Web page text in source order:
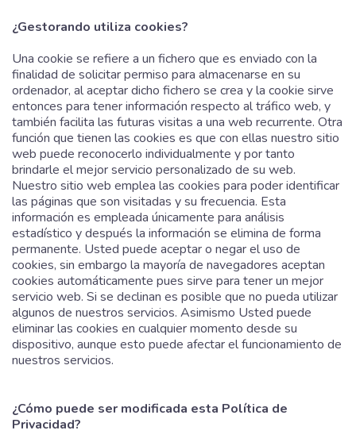
¿Gestorando utiliza cookies?
Una cookie se refiere a un fichero que es enviado con la
finalidad de solicitar permiso para almacenarse en su
ordenador, al aceptar dicho fichero se crea y la cookie sirve
entonces para tener información respecto al tráfico web, y
también facilita las futuras visitas a una web recurrente. Otra
función que tienen las cookies es que con ellas nuestro sitio
web puede reconocerlo individualmente y por tanto
brindarle el mejor servicio personalizado de su web.
Nuestro sitio web emplea las cookies para poder identificar
las páginas que son visitadas y su frecuencia. Esta
información es empleada únicamente para análisis
estadístico y después la información se elimina de forma
permanente. Usted puede aceptar o negar el uso de
cookies, sin embargo la mayoría de navegadores aceptan
cookies automáticamente pues sirve para tener un mejor
servicio web. Si se declinan es posible que no pueda utilizar
algunos de nuestros servicios. Asimismo Usted puede
eliminar las cookies en cualquier momento desde su
dispositivo, aunque esto puede afectar el funcionamiento de
nuestros servicios.
¿Cómo puede ser modificada esta Política de
Privacidad?